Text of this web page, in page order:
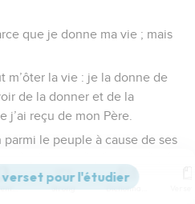
que je donne ma vie ; mais
m’ôter la vie : je la donne de
de la donner et de la
j’ai reçu de mon Père.
le peuple à cause de ses
démon en lui, c’est un fou.
Commentaires Strong